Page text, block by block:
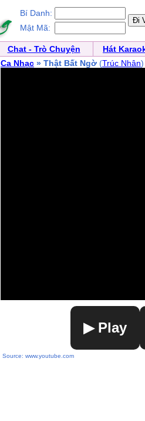
Bí Danh:
Mật Mã:
Chat - Trò Chuyện
Hát
Ca Nhạc » Thật Bất Ngờ (Trúc Nhân)
▶ Play
Source: www.youtube.com